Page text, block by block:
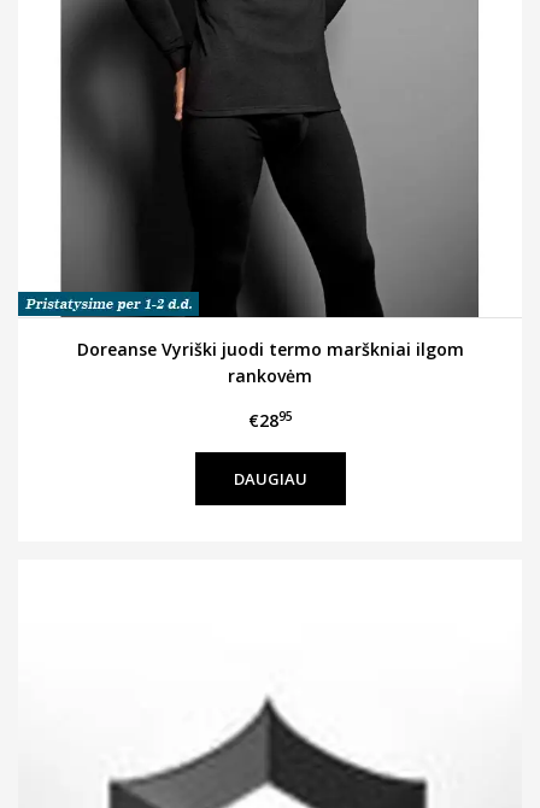
Doreanse Vyriški juodi termo marškniai ilgom
rankovėm
€2895
DAUGIAU